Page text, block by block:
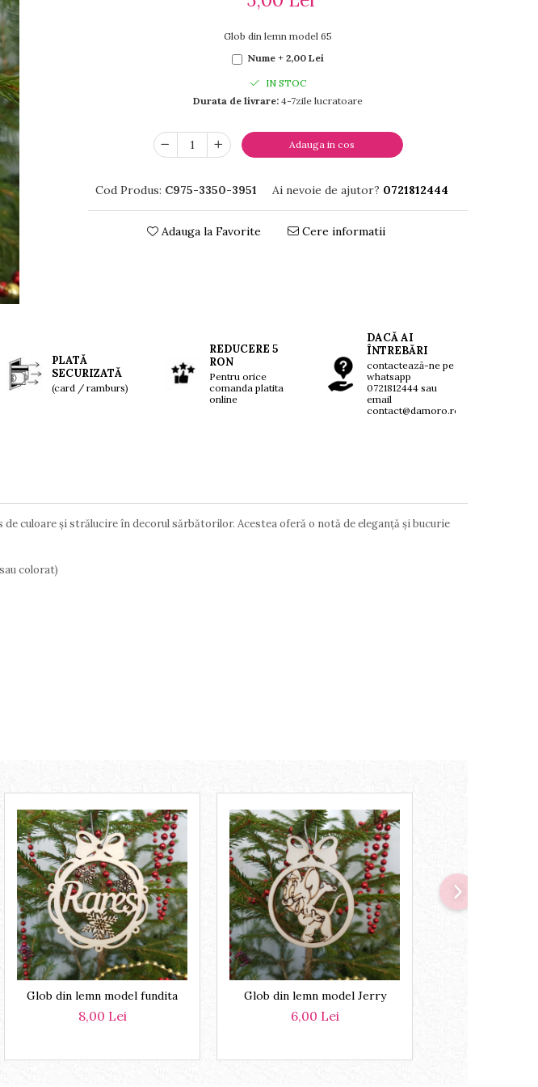
Glob din lemn model 65
Nume + 2,00 Lei
IN STOC
Durata de livrare: 4-7zile lucratoare
Adauga in cos
Cod Produs: C975-3350-3951 Ai nevoie de ajutor? 0721812444
Adauga la Favorite Cere informatii
PLATĂ
SECURIZATĂ
(card / ramburs)
REDUCERE 5
RON
Pentru orice
comanda platita
online
DACĂ AI
ÎNTREBĂRI
contactează-ne pe
whatsapp
0721812444 sau
email
contact@damoro.ro
culoare și strălucire în decorul sărbătorilor. Acestea oferă o notă de eleganță și bucurie
colorat)
Glob din lemn model fundita
8,00 Lei
Glob din lemn model Jerry
6,00 Lei